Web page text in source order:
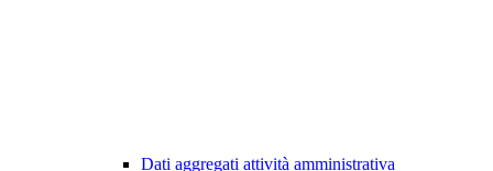
Dati aggregati attività amministrativa